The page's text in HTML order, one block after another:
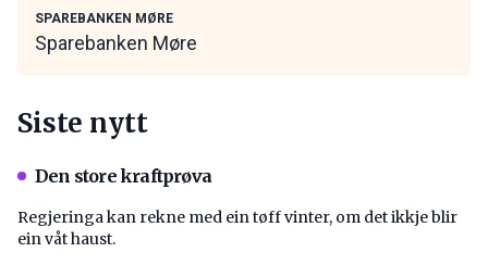
SPAREBANKEN MØRE
Sparebanken Møre
Siste nytt
Den store kraftprøva
Regjeringa kan rekne med ein tøff vinter, om det ikkje blir
ein våt haust.